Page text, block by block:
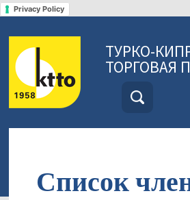
Privacy Policy
ТУРКО-
ТОРГОВАЯ
Список